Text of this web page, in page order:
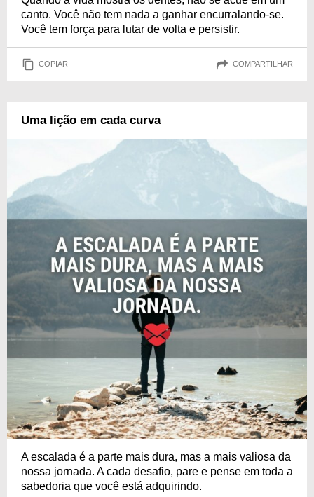
canto. Você não tem nada a ganhar encurralando-se.
Você tem força para lutar de volta e persistir.
COPIAR COMPARTILHAR
Uma lição em cada curva
A escalada é a parte mais dura, mas a mais valiosa da
nossa jornada. A cada desafio, pare e pense em toda a
sabedoria que você está adquirindo.